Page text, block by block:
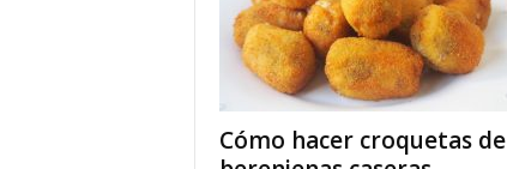
Cómo hacer croquetas de